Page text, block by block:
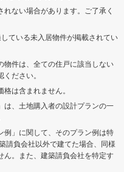
ない場合があります。ご了承く
ている未入居物件が掲載されてい
物件は、全ての住戸に該当しない
ださい。
は含まれません。
は、土地購入者の設計プランの一
例」に関して、そのプラン例は特
請負会社以外で建てた場合、同様
ん。また、建築請負会社を特定す